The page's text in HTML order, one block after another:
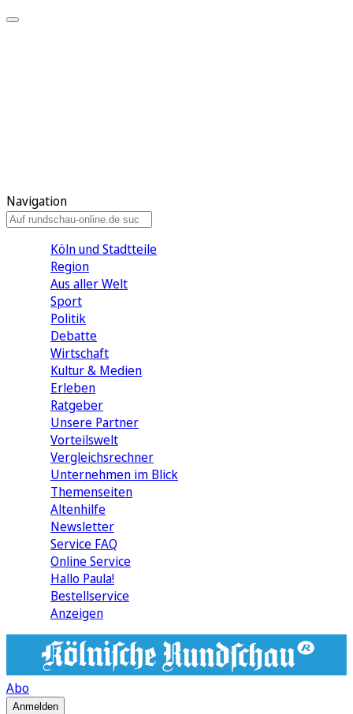
Navigation
Köln und Stadtteile
Region
Aus aller Welt
Sport
Politik
Debatte
Wirtschaft
Kultur & Medien
Erleben
Ratgeber
Unsere Partner
Vorteilswelt
Vergleichsrechner
Unternehmen im Blick
Themenseiten
Altenhilfe
Newsletter
Service FAQ
Online Service
Hallo Paula!
Bestellservice
Anzeigen
Abo
Anmelden